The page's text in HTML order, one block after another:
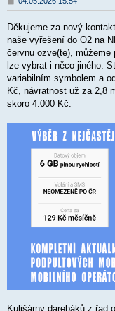
ř
s
p
ě
v
e
Děkujeme za nový
naše vyřešení do O2 na
červnu ozve(te),
lze vybrat i něco jiného.
variabilním symbolem a
Kč, návratnost už za 2,8
skoro 4.000 Kč.
Kulišárny darebáků z řad